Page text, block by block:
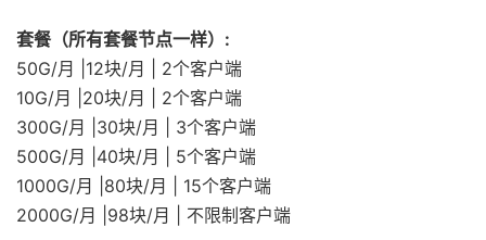
套餐（所有套餐节点一样）:
50G/月 |12块/月 | 2个客户端
10G/月 |20块/月 | 2个客户端
300G/月 |30块/月 | 3个客户端
500G/月 |40块/月 | 5个客户端
1000G/月 |80块/月 | 15个客户端
2000G/月 |98块/月 | 不限制客户端